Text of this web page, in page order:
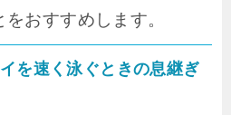
をおすすめします。
を速く泳ぐときの息継ぎ